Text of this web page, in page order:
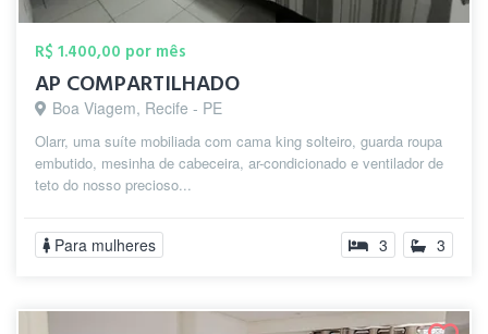
R$ 1.400,00 por mês
AP COMPARTILHADO
Boa Viagem, Recife - PE
Olarr, uma suíte mobiliada com cama king solteiro, guarda roupa
embutido, mesinha de cabeceira, ar-condicionado e ventilador de
teto do nosso precioso...
Para mulheres 3 3